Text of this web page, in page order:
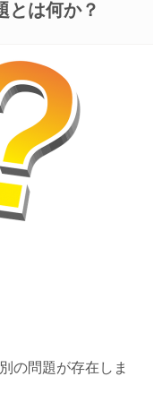
とは何か？
の問題が存在しま